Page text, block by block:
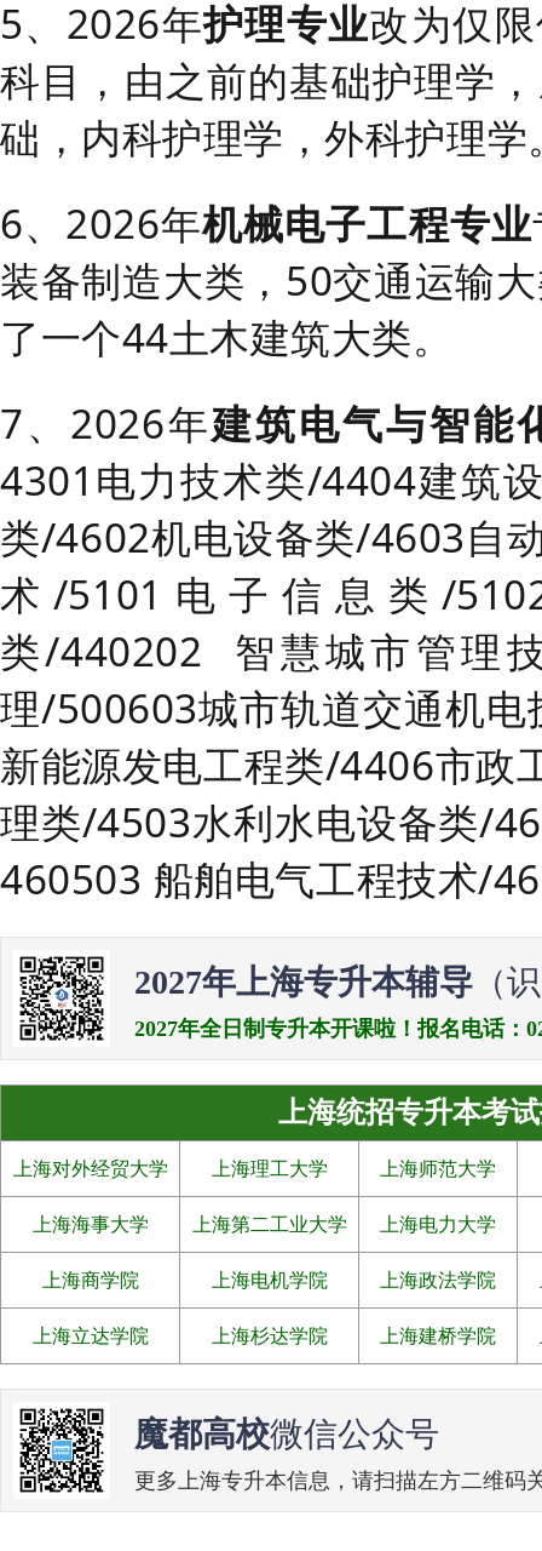
5、2026年护理专业改为仅
科目，由之前的基础护理学
础，内科护理学，外科护理学
6、2026年机械电子工程专业
装备制造大类，50交通运输
了一个44土木建筑大类。
7、2026年建筑电气与智能
4301电力技术类/4404建筑
类/4602机电设备类/4603自
术/5101电子信息类/
类/440202 智慧城市管理
理/500603城市轨道交通机
新能源发电工程类/4406市政
理类/4503水利水电设备类/
460503 船舶电气工程技术/
2027年上海专升本辅导 （
2027年全日制专升本开课啦！报名电话：
上海统招专升本考
上海对外经贸大学 上海理工大学 上海师范大学
上海海事大学 上海第二工业大学 上海电力大学
上海商学院 上海电机学院 上海政法学院
上海立达学院 上海杉达学院 上海建桥学院
魔都高校微信公众号
更多上海专升本信息，请扫描左方二维码